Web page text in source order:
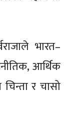
भारत–
आर्थिक
र चासो